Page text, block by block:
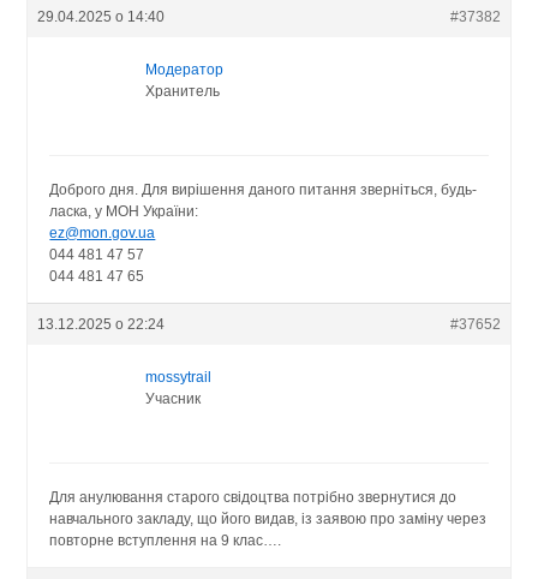
29.04.2025 о 14:40 #37382
Модератор
Хранитель
Доброго дня. Для вирішення даного питання зверніться, будь-
ласка, у МОН України:
ez@mon.gov.ua
044 481 47 57
044 481 47 65
13.12.2025 о 22:24 #37652
mossytrail
Учасник
Для анулювання старого свідоцтва потрібно звернутися до
навчального закладу, що його видав, із заявою про заміну через
повторне вступлення на 9 клас….